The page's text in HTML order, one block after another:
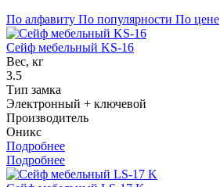
По алфавиту По популярности По цене
Сейф мебельный KS-16
Вес, кг
3.5
Тип замка
Электронный + ключевой
Производитель
Оникс
Подробнее
Подробнее